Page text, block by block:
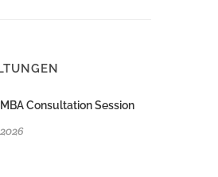
Consultation Session